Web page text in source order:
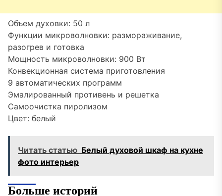
Объем духовки: 50 л
Функции микроволновки: размораживание,
разогрев и готовка
Мощность микроволновки: 900 Вт
Конвекционная система приготовления
9 автоматических программ
Эмалированный противень и решетка
Самоочистка пиролизом
Цвет: белый
Читать статью Белый духовой шкаф на кухне
фото интерьер
Больше историй